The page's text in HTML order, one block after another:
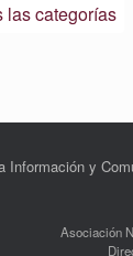
las categorías
Información y
Asociación